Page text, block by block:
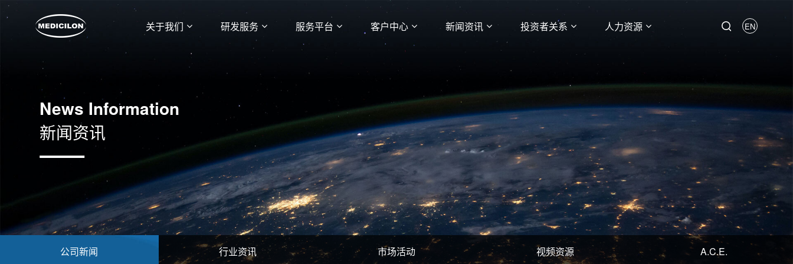
关于我们 研发服务 服务平台 客户中心 新闻资讯 投资者关系 人力资源 EN
News Information
新闻资讯
公司新闻 行业资讯 市场活动 视频资源 A.C.E.